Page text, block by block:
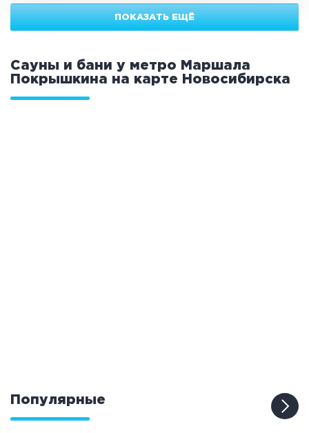
ПОКАЗАТЬ ЕЩЁ
Сауны и бани у метро Маршала
Покрышкина на карте
Новосибирска
Популярные